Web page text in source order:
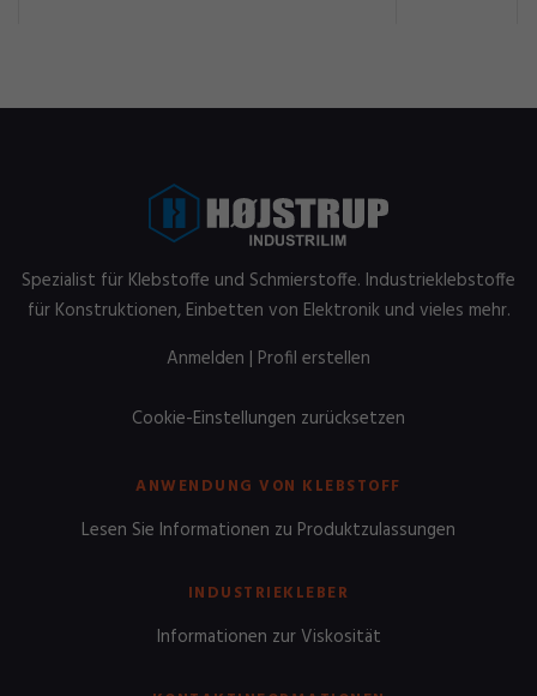
Spezialist für Klebstoffe und Schmierstoffe. Industrieklebstoffe
für Konstruktionen, Einbetten von Elektronik und vieles mehr.
Anmelden | Profil erstellen
Cookie-Einstellungen zurücksetzen
ANWENDUNG VON KLEBSTOFF
Lesen Sie Informationen zu Produktzulassungen
INDUSTRIEKLEBER
Informationen zur Viskosität